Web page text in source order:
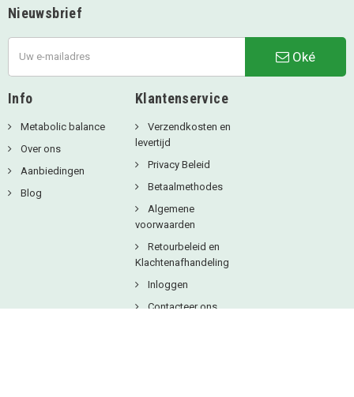
Nieuwsbrief
Oké
Info
Metabolic balance
Over ons
Aanbiedingen
Blog
Klantenservice
Verzendkosten en
levertijd
Privacy Beleid
Betaalmethodes
Algemene
voorwaarden
Retourbeleid en
Klachtenafhandeling
Inloggen
Contacteer ons